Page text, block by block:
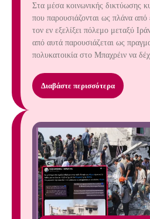
Στα μέσα κοινωνικής δικτύωσης
που παρουσιάζονται ως πλάνα από
τον εν εξελίξει πόλεμο μεταξύ
από αυτά παρουσιάζεται ως
πολυκατοικία στο Μπαχρέιν να
Διαβάστε περισσότερα